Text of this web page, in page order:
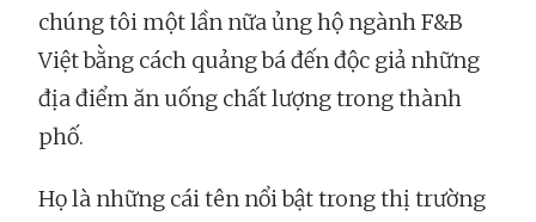
chúng tôi một lần nữa ủng hộ ngành F&B
Việt bằng cách quảng bá đến độc giả những
địa điểm ăn uống chất lượng trong thành
phố.
Họ là những cái tên nổi bật trong thị trường